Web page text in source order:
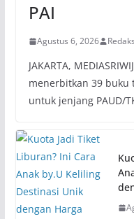
PAI
Agustus 6, 2026
JAKARTA,
menerbitkan 39 buku
untuk jenjang PAUD/